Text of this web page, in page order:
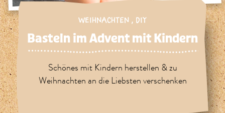
WEIHNACHTEN , DIY
Basteln im Advent mit Kindern
Schönes mit Kindern herstellen & zu
Weihnachten an die Liebsten verschenken